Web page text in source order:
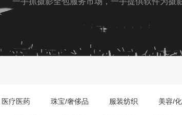
医疗医药 珠宝/奢侈品 服装纺织 美容/